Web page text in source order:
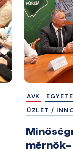
AVK
ÜZLET /
mérnök-